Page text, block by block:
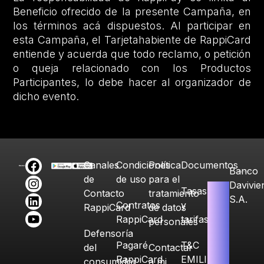
Beneficio ofrecido de la presente Campaña, en
los términos acá dispuestos. Al participar en
esta Campaña, el Tarjetahabiente de RappiCard
entiende y acuerda que todo reclamo, o petición
o queja relacionado con los Productos
Participantes, lo debe hacer al organizador de
dicho evento.
Canales
de
Contacto
RappiCard
Defensoría
del
consumidor
Condiciones
de uso
Contratos
RappiCard
Pagaré
RappiCard
Política
para el
tratamiento
de datos
personales
Contactar
a mi
Documentos
Tasas
y
tarifas
T&C
EMILIA
Banco
S.A.